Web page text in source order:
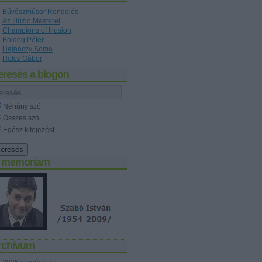
Bűvészműsor Rendelés
Az Illúzió Mesterei
Champions of Illusion
Boldog Péter
Hajnóczy Soma
Holcz Gábor
a blogon
Néhány szó
Összes szó
Egész kifejezést
memoriam